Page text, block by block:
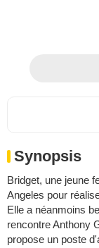
Synopsis
Bridget, une jeune
Angeles pour
Elle a néanmoins
rencontre Anthony
propose un poste